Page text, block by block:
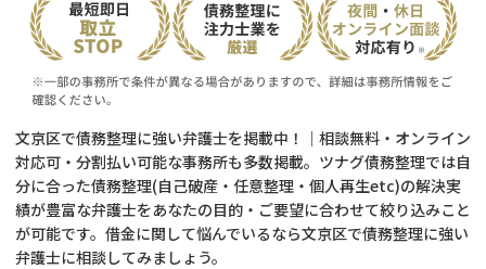
借金返済相談・交渉
時効援用
会社破産・法人破産
費用相場
債務整理
個人再生（民事再生）
文京区で債務整理に強い弁護士を掲載中！｜相談無料・オンライン
対応可・分割払い可能な事務所も多数掲載。ツナグ債務整理では自
分に合った債務整理(自己破産・任意整理・個人再生etc)の解決実
績が豊富な弁護士をあなたの目的・ご要望に合わせて絞り込みこと
が可能です。借金に関して悩んでいるなら文京区で債務整理に強い
弁護士に相談してみましょう。